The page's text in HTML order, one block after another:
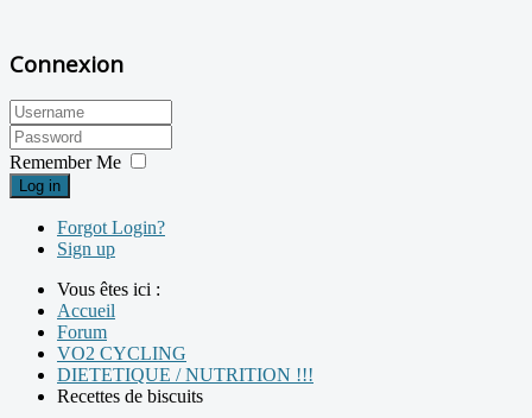
Connexion
Remember Me
Log in
Forgot Login?
Sign up
Vous êtes ici :
Accueil
Forum
VO2 CYCLING
DIETETIQUE / NUTRITION !!!
Recettes de biscuits